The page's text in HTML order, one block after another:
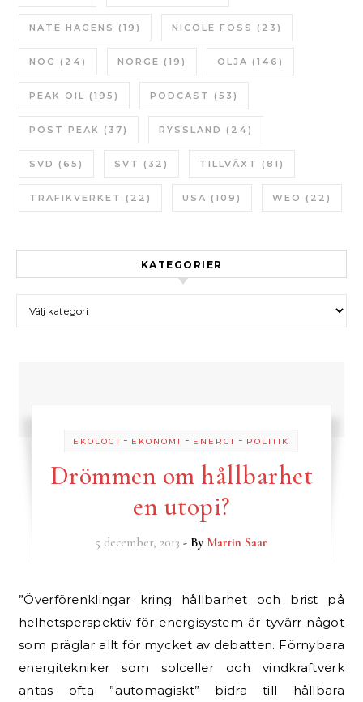
NATE HAGENS (19) NICOLE FOSS (23)
NOG (24) NORGE (19) OLJA (146)
PEAK OIL (195) PODCAST (53)
POST PEAK (37) RYSSLAND (24)
SVD (65) SVT (32) TILLVÄXT (81)
TRAFIKVERKET (22) USA (109) WEO (22)
KATEGORIER
EKOLOGI - EKONOMI - ENERGI - POLITIK
Drömmen om hållbarhet
en utopi?
5 december, 2013 - By Martin Saar
”Överförenklingar kring hållbarhet och brist på
helhetsperspektiv för energisystem är tyvärr något
som präglar allt för mycket av debatten. Förnybara
energitekniker som solceller och vindkraftverk
antas ofta ”automagiskt” bidra till hållbara